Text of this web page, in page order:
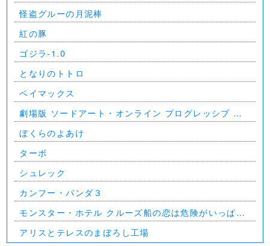
怪盗グルーの月泥棒
紅の豚
ゴジラ-1.0
となりのトトロ
ベイマックス
劇場版 ソードアート・オンライン プログレッシブ 星
なき夜のアリア
ぼくらのよあけ
ターボ
シュレック
カンフー・パンダ３
モンスター・ホテル クルーズ船の恋は危険がいっぱ
い？！
アリスとテレスのまぼろし工場